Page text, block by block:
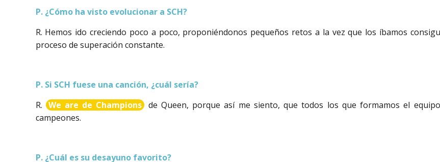
P. ¿Cómo ha visto evolucionar a SCH?
R. Hemos ido creciendo poco a poco, proponiéndonos pequeños retos a la vez que los íbamos
proceso de superación constante.
P. Si SCH fuese una canción, ¿cuál sería?
R. We are de Champions de Queen, porque así me siento, que todos los que formamos el
campeones.
P. ¿Cuál es su desayuno favorito?